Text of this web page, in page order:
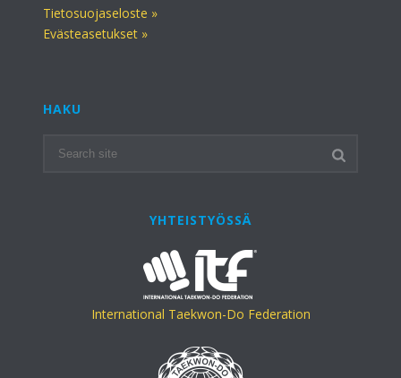
Tietosuojaseloste »
Evästeasetukset »
HAKU
YHTEISTYÖSSÄ
International Taekwon-Do Federation